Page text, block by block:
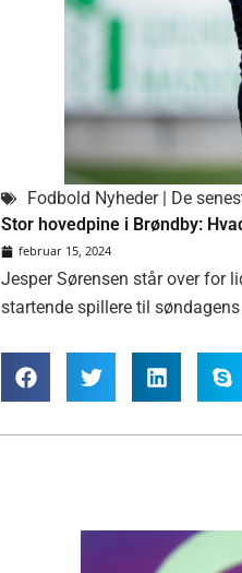
Fodbold Nyheder | De
Stor hovedpine i Brøndby:
februar 15, 2024
Jesper Sørensen står over for
startende spillere til